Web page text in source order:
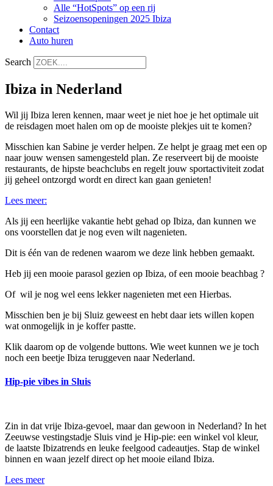
Alle “HotSpots” op een rij
Seizoensopeningen 2025 Ibiza
Contact
Auto huren
Search
Ibiza in Nederland
Wil jij Ibiza leren kennen, maar weet je niet hoe je het optimale uit
de reisdagen moet halen om op de mooiste plekjes uit te komen?
Misschien kan Sabine je verder helpen. Ze helpt je graag met een op
naar jouw wensen samengesteld plan. Ze reserveert bij de mooiste
restaurants, de hipste beachclubs en regelt jouw sportactiviteit zodat
jij geheel ontzorgd wordt en direct kan gaan genieten!
Lees meer:
Als jij een heerlijke vakantie hebt gehad op Ibiza, dan kunnen we
ons voorstellen dat je nog even wilt nagenieten.
Dit is één van de redenen waarom we deze link hebben gemaakt.
Heb jij een mooie parasol gezien op Ibiza, of een mooie beachbag ?
Of wil je nog wel eens lekker nagenieten met een Hierbas.
Misschien ben je bij Sluiz geweest en hebt daar iets willen kopen
wat onmogelijk in je koffer pastte.
Klik daarom op de volgende buttons. Wie weet kunnen we je toch
noch een beetje Ibiza teruggeven naar Nederland.
Hip-pie vibes in Sluis
Zin in dat vrije Ibiza-gevoel, maar dan gewoon in Nederland? In het
Zeeuwse vestingstadje Sluis vind je Hip-pie: een winkel vol kleur,
de laatste Ibizatrends en leuke feelgood cadeautjes. Stap de winkel
binnen en waan jezelf direct op het mooie eiland Ibiza.
Lees meer